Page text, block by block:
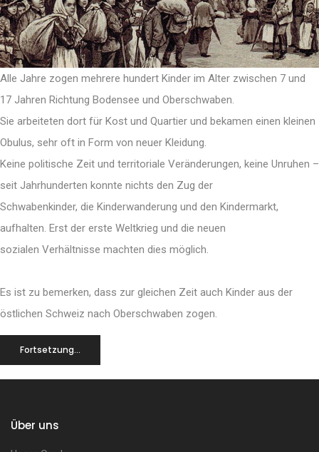
Alle Jahre zogen mehrere hundert Kinder im Alter zwischen 7 und
17 Jahren Richtung Bodensee und Oberschwaben.
Sie arbeiteten dort für Kost und Quartier und bekamen einen kleinen
Obulus, sehr oft in Form von neuer Kleidung.
Keine politische Zeit und territoriale Veränderungen, keine Unruhen –
seit Jahrhunderten konnte nichts den Zug der
Schwabenkinder, die Kinderwanderung und den Kindermarkt,
aufhalten. Erst der erste Weltkrieg und die neuen
sozialen Verhältnisse machten dies möglich.
Es ist zu bemerken, dass zur gleichen Zeit auch Kinder aus der
östlichen Schweiz nach Oberschwaben zogen.
Fortsetzung...
Über uns